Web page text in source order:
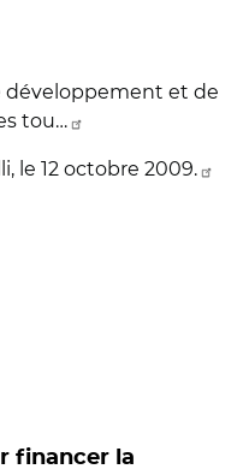
développement et de
tou…
le 12 octobre 2009.
financer la